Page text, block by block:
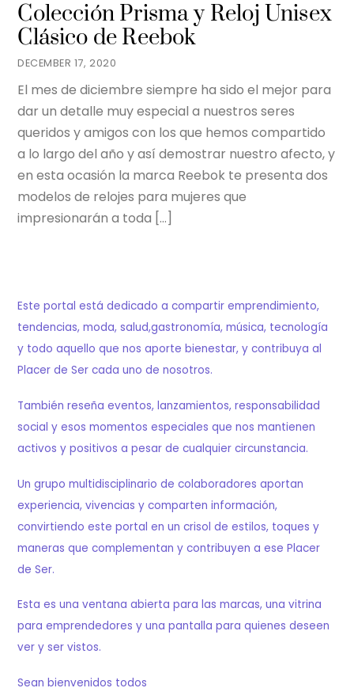
DECEMBER 17, 2020
Colección Prisma y Reloj Unisex
Clásico de Reebok
El mes de diciembre siempre ha sido el mejor para
dar un detalle muy especial a nuestros seres
queridos y amigos con los que hemos compartido
a lo largo del año y así demostrar nuestro afecto, y
en esta ocasión la marca Reebok te presenta dos
modelos de relojes para mujeres que
impresionarán a toda […]
Este portal está dedicado a compartir emprendimiento,
tendencias, moda, salud,gastronomía, música, tecnología
y todo aquello que nos aporte bienestar, y contribuya al
Placer de Ser cada uno de nosotros.
También reseña eventos, lanzamientos, responsabilidad
social y esos momentos especiales que nos mantienen
activos y positivos a pesar de cualquier circunstancia.
Un grupo multidisciplinario de colaboradores aportan
experiencia, vivencias y comparten información,
convirtiendo este portal en un crisol de estilos, toques y
maneras que complementan y contribuyen a ese Placer
de Ser.
Esta es una ventana abierta para las marcas, una vitrina
para emprendedores y una pantalla para quienes deseen
ver y ser vistos.
Sean bienvenidos todos